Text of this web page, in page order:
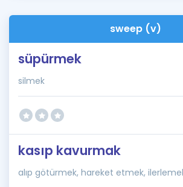
İngilizce Gramer
sweep (v)
süpürmek
silmek
kasıp kavurmak
alıp götürmek, hareket etmek,